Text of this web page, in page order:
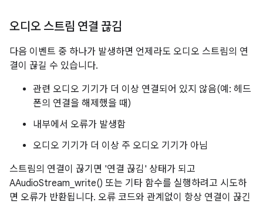
오디오 스트림 연결 끊김
다음 이벤트 중 하나가 발생하면 언제라도 오디오 스트림의 연
결이 끊길 수 있습니다.
관련 오디오 기기가 더 이상 연결되어 있지 않음(예: 헤드
폰의 연결을 해제했을 때)
내부에서 오류가 발생함
오디오 기기가 더 이상 주 오디오 기기가 아님
스트림의 연결이 끊기면 '연결 끊김' 상태가 되고
AAudioStream_write() 또는 기타 함수를 실행하려고 시도하
면 오류가 반환됩니다. 오류 코드와 관계없이 항상 연결이 끊긴